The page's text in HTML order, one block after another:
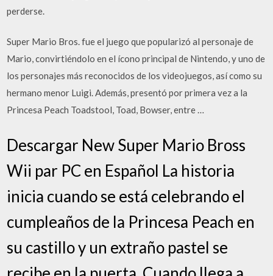
perderse.
Super Mario Bros. fue el juego que popularizó al personaje de
Mario, convirtiéndolo en el ícono principal de Nintendo, y uno de
los personajes más reconocidos de los videojuegos, así como su
hermano menor Luigi. Además, presentó por primera vez a la
Princesa Peach Toadstool, Toad, Bowser, entre …
Descargar New Super Mario Bross
Wii par PC en Español La historia
inicia cuando se está celebrando el
cumpleaños de la Princesa Peach en
su castillo y un extraño pastel se